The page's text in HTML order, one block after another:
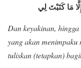
مَا كَتَبْتَ لِي
Dan keyakinan,
yang akan
tuliskan (tetapkan)